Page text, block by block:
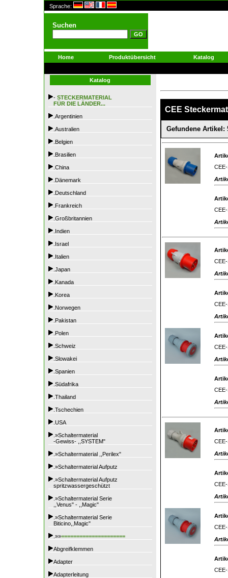
Sprache:
Suchen
Home Produktübersicht Katalog
Katalog
- STECKERMATERIAL
FÜR DIE LÄNDER...
.Argentinien
.Australien
.Belgien
.Brasilien
.China
.Dänemark
.Deutschland
.Frankreich
.Großbritannien
.Indien
.Israel
.Italien
.Japan
.Kanada
.Korea
.Norwegen
.Pakistan
.Polen
.Schweiz
.Slowakei
.Spanien
.Südafrika
.Thailand
.Tschechien
.USA
.»Schaltermaterial
-Gewiss- ,,SYSTEM"
.»Schaltermaterial ,,Perilex"
.»Schaltermaterial Aufputz
.»Schaltermaterial Aufputz
spritzwassergeschützt
.»Schaltermaterial Serie
,,Venus" - ,,Magic"
.»Schaltermaterial Serie
Biticino,,Magic"
.»»=====================
Abgreifklemmen
Adapter
Adapterleitung
CEE
Gefundene Artikel: